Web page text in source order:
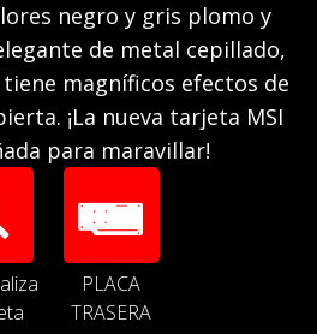
negro y gris plomo y
de metal cepillado,
magníficos efectos de
¡La nueva tarjeta MSI
para maravillar!
PLACA
TRASERA